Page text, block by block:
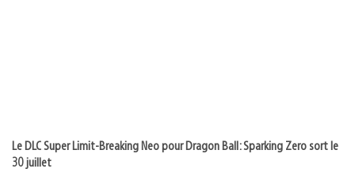
Le DLC Super Limit-Breaking Neo pour Dragon Ball: Sparking Zero sort le
30 juillet